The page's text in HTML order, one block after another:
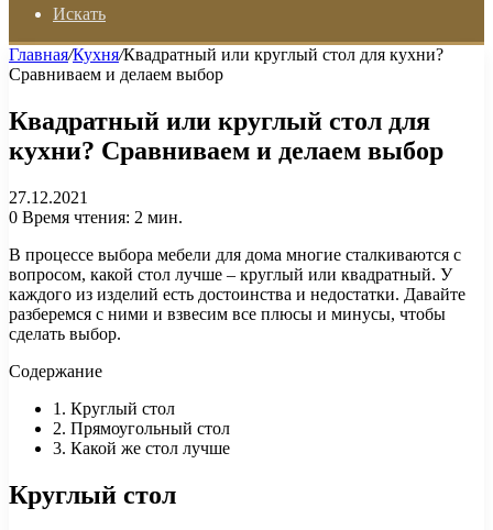
Искать
Главная/Кухня/Квадратный или круглый стол для кухни?
Сравниваем и делаем выбор
Квадратный или круглый стол для
кухни? Сравниваем и делаем выбор
27.12.2021
0 Время чтения: 2 мин.
В процессе выбора мебели для дома многие сталкиваются с
вопросом, какой стол лучше – круглый или квадратный. У
каждого из изделий есть достоинства и недостатки. Давайте
разберемся с ними и взвесим все плюсы и минусы, чтобы
сделать выбор.
Содержание
1. Круглый стол
2. Прямоугольный стол
3. Какой же стол лучше
Круглый стол